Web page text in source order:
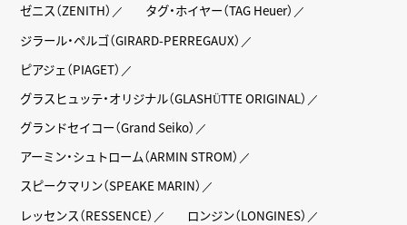
ゼニス（ZENITH）
タグ・ホイヤー（TAG Heuer）
ジラール・ペルゴ（GIRARD-PERREGAUX）
ピアジェ（PIAGET）
グラスヒュッテ・オリジナル（GLASHÜTTE ORIGINAL）
グランドセイコー（Grand Seiko）
アーミン・シュトローム（ARMIN STROM）
スピークマリン（SPEAKE MARIN）
レッセンス（RESSENCE）
ロンジン（LONGINES）